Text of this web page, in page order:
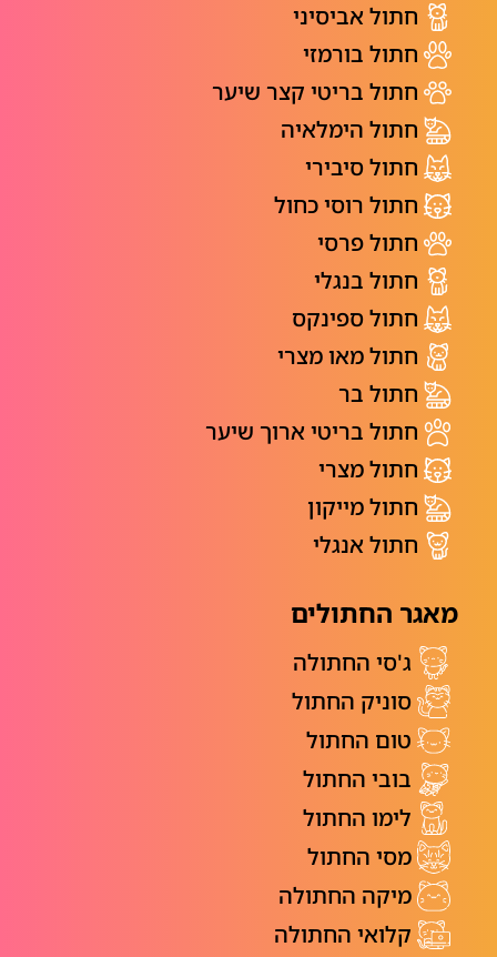
חתול אביסיני
חתול בורמזי
חתול בריטי קצר שיער
חתול הימלאיה
חתול סיבירי
חתול רוסי כחול
חתול פרסי
חתול בנגלי
חתול ספינקס
חתול מאו מצרי
חתול בר
חתול בריטי ארוך שיער
חתול מצרי
חתול מייקון
חתול אנגלי
מאגר החתולים
ג'סי החתולה
סוניק החתול
טום החתול
בובי החתול
לימו החתול
מסי החתול
מיקה החתולה
קלואי החתולה